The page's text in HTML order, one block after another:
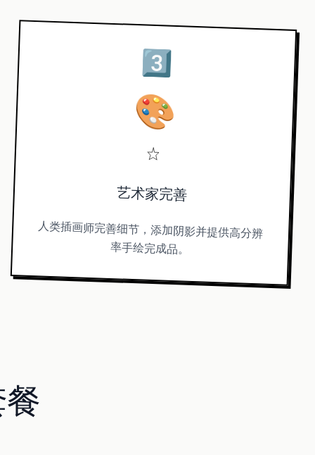
3️⃣
🎨
艺术家完善
人类插画师完善细节，添加阴影并提供高分辨
率手绘完成品。